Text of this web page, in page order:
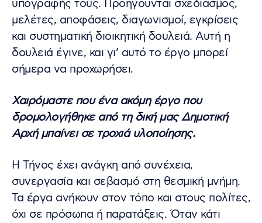
υπογραφής τους. Προηγούνται σχεδιασμός,
μελέτες, αποφάσεις, διαγωνισμοί, εγκρίσεις
και συστηματική διοικητική δουλειά. Αυτή η
δουλειά έγινε, και γι’ αυτό το έργο μπορεί
σήμερα να προχωρήσει.
Χαιρόμαστε που ένα ακόμη έργο που
δρομολογήθηκε από τη δική μας Δημοτική
Αρχή μπαίνει σε τροχιά υλοποίησης.
Η Τήνος έχει ανάγκη από συνέχεια,
συνεργασία και σεβασμό στη θεσμική μνήμη.
Τα έργα ανήκουν στον τόπο και στους πολίτες,
όχι σε πρόσωπα ή παρατάξεις. Όταν κάτι